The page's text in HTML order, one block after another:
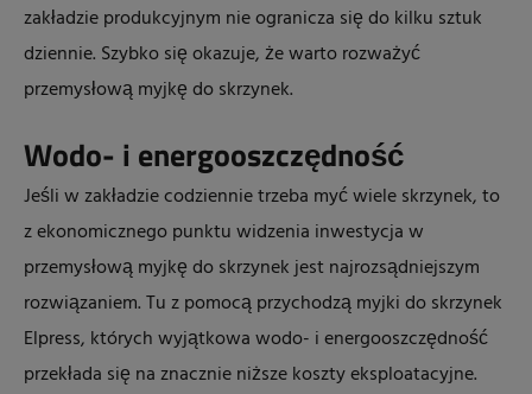
zakładzie produkcyjnym nie ogranicza się do kilku sztuk
dziennie. Szybko się okazuje, że warto rozważyć
przemysłową myjkę do skrzynek.
Wodo- i energooszczędność
Jeśli w zakładzie codziennie trzeba myć wiele skrzynek, to
z ekonomicznego punktu widzenia inwestycja w
przemysłową myjkę do skrzynek jest najrozsądniejszym
rozwiązaniem. Tu z pomocą przychodzą myjki do skrzynek
Elpress, których wyjątkowa wodo- i energooszczędność
przekłada się na znacznie niższe koszty eksploatacyjne.